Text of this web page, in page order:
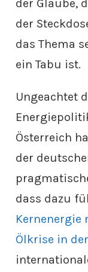
der Glaube,
der
das Thema
ein Tabu ist.
Ungeachtet
Österreich
der
dass dazu
Kernenergie
Ölkrise in